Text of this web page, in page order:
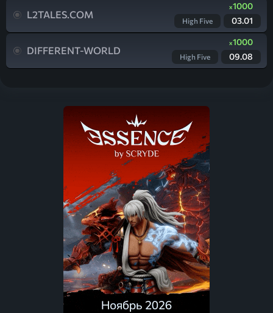
L2TALES.COM
x1000
High Five 03.01
DIFFERENT-WORLD
x1000
High Five 09.08